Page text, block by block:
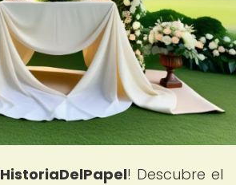
HistoriaDelPapel! Descubre el